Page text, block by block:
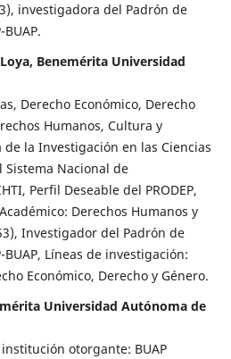
investigadora del Padrón de
Benemérita Universidad
Derecho Económico, Derecho
Humanos, Cultura y
la Investigación en las Ciencias
Sistema Nacional de
Perfil Deseable del PRODEP,
Derechos Humanos y
Investigador del Padrón de
Líneas de investigación:
Económico, Derecho y Género.
Universidad Autónoma de
otorgante: BUAP